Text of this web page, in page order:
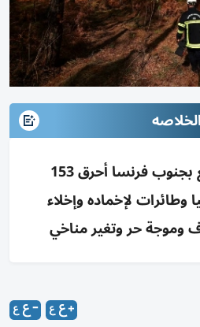
الخلاصه
حريق غابات سريع بجنوب فرنسا أحرق 153
إطفائيا وطائرات لإخماده وإخلاء
وموجة حر وتغير مناخي